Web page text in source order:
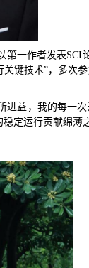
第一作者发表SCI
键技术”，多次
进益，我的每一
定运行贡献绵薄